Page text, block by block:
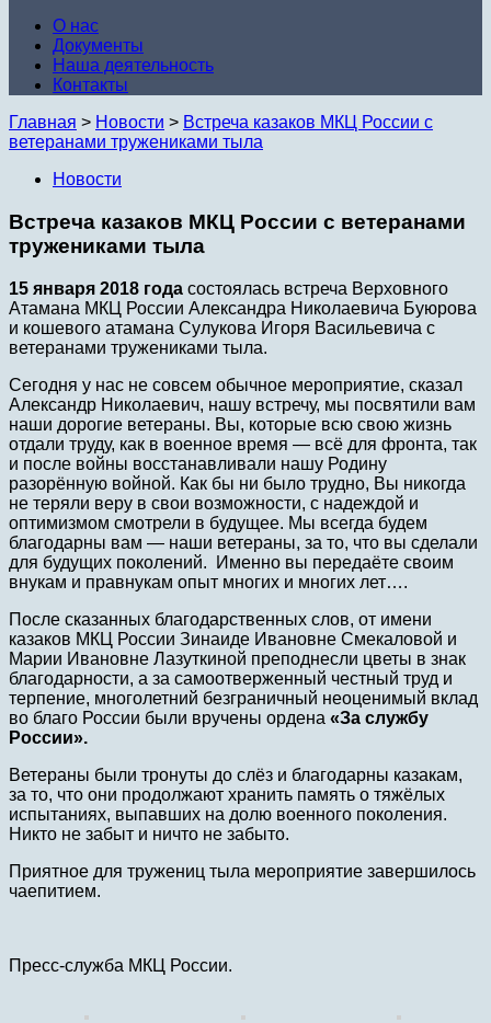
О нас
Документы
Наша деятельность
Контакты
Главная > Новости > Встреча казаков МКЦ России с
ветеранами тружениками тыла
Новости
Встреча казаков МКЦ России с ветеранами
тружениками тыла
15 января 2018 года состоялась встреча Верховного
Атамана МКЦ России Александра Николаевича Буюрова
и кошевого атамана Сулукова Игоря Васильевича с
ветеранами тружениками тыла.
Сегодня у нас не совсем обычное мероприятие, сказал
Александр Николаевич, нашу встречу, мы посвятили вам
наши дорогие ветераны. Вы, которые всю свою жизнь
отдали труду, как в военное время — всё для фронта, так
и после войны восстанавливали нашу Родину
разорённую войной. Как бы ни было трудно, Вы никогда
не теряли веру в свои возможности, с надеждой и
оптимизмом смотрели в будущее. Мы всегда будем
благодарны вам — наши ветераны, за то, что вы сделали
для будущих поколений. Именно вы передаёте своим
внукам и правнукам опыт многих и многих лет….
После сказанных благодарственных слов, от имени
казаков МКЦ России Зинаиде Ивановне Смекаловой и
Марии Ивановне Лазуткиной преподнесли цветы в знак
благодарности, а за самоотверженный честный труд и
терпение, многолетний безграничный неоценимый вклад
во благо России были вручены ордена «За службу
России».
Ветераны были тронуты до слёз и благодарны казакам,
за то, что они продолжают хранить память о тяжёлых
испытаниях, выпавших на долю военного поколения.
Никто не забыт и ничто не забыто.
Приятное для тружениц тыла мероприятие завершилось
чаепитием.
Пресс-служба МКЦ России.